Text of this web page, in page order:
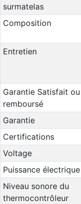
surmatelas
Composition
Entretien
Garantie Satisfait ou
remboursé
Garantie
Certifications
Voltage
Puissance électrique
Niveau sonore du
thermocontrôleur